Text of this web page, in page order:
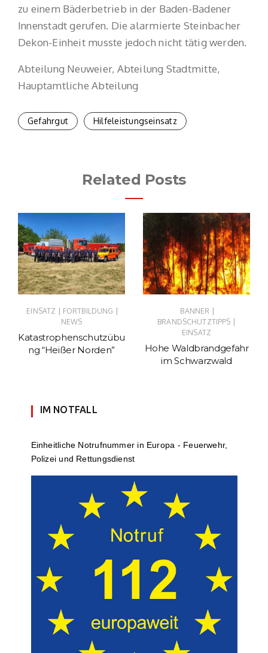
zu einem Bäderbetrieb in der Baden-Badener
Innenstadt gerufen. Die alarmierte Steinbacher
Dekon-Einheit musste jedoch nicht tätig werden.
Abteilung Neuweier, Abteilung Stadtmitte,
Hauptamtliche Abteilung
Gefahrgut Hilfeleistungseinsatz
Related Posts
EINSATZ | FORTBILDUNG |
NEWS
Katastrophenschutzübu
ng “Heißer Norden”
BANNER |
BRANDSCHUTZTIPPS |
EINSATZ
Hohe Waldbrandgefahr
im Schwarzwald
IM NOTFALL
Einheit­li­che Notruf­num­mer in Europa - Feuerwehr,
Polizei und Rettungs­dienst